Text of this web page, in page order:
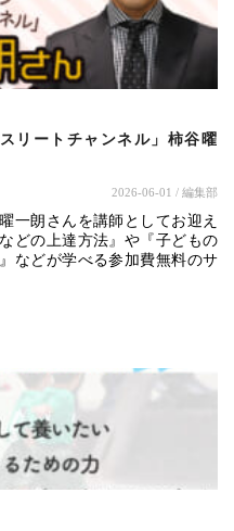
リートチャンネル」柿谷曜
2026-06-01 / 編集部
一朗さんを講師としてお迎え
どの上達方法』や『子どもの
などが学べる参加費無料のサ